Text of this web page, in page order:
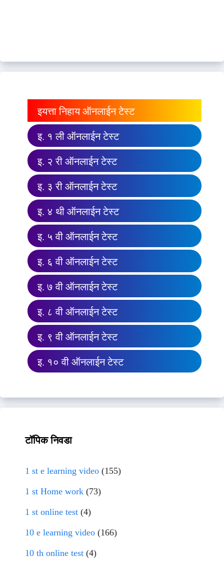
इयत्ता निहाय ऑनलाईन टेस्ट
इ. १ ली ऑनलाईन टेस्ट
इ. २ री ऑनलाईन टेस्ट
इ. ३ री ऑनलाईन टेस्ट
इ. ४ थी ऑनलाईन टेस्ट
इ. ५ वी ऑनलाईन टेस्ट
इ. ६ वी ऑनलाईन टेस्ट
इ. ७ वी ऑनलाईन टेस्ट
इ. ८ वी ऑनलाईन टेस्ट
इ. ९ वी ऑनलाईन टेस्ट
इ. १० वी ऑनलाईन टेस्ट
टॉपिक निवडा
1 st e learning video (155)
1 st Home work (73)
1 st online test (4)
10 e learning video (166)
10 th online test (4)